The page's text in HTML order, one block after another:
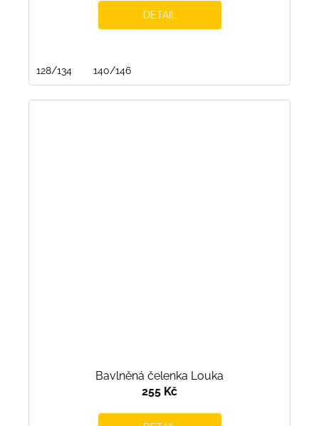
DETAIL
128/134 140/146
Bavlněná čelenka Louka
255 Kč